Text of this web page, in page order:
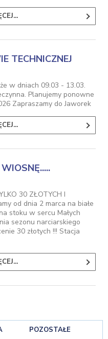
TECHNICZNEJ
w dniach 09.03 - 13.03.
Planujemy ponowne
Zapraszamy do Jaworek
30 ZŁOTYCH I
od dnia 2 marca na białe
stoku w sercu Małych
sezonu narciarskiego
30 złotych !!! Stacja
POZOSTAŁE